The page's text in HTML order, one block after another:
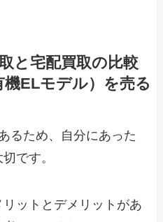
と宅配買取の比較
ELモデル）を売る
るため、自分にあった
です。
ットとデメリットがあ